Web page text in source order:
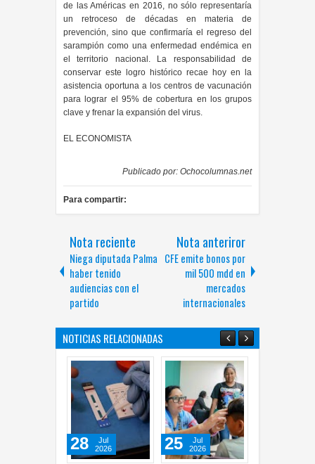
de las Américas en 2016, no sólo representaría
un retroceso de décadas en materia de
prevención, sino que confirmaría el regreso del
sarampión como una enfermedad endémica en
el territorio nacional. La responsabilidad de
conservar este logro histórico recae hoy en la
asistencia oportuna a los centros de vacunación
para lograr el 95% de cobertura en los grupos
clave y frenar la expansión del virus.
EL ECONOMISTA
Publicado por: Ochocolumnas.net
Para compartir:
Nota reciente
Niega diputada Palma
haber tenido
audiencias con el
partido
Nota anteriror
CFE emite bonos por
mil 500 mdd en
mercados
internacionales
NOTICIAS RELACIONADAS
25
2026
25
Jul
2026